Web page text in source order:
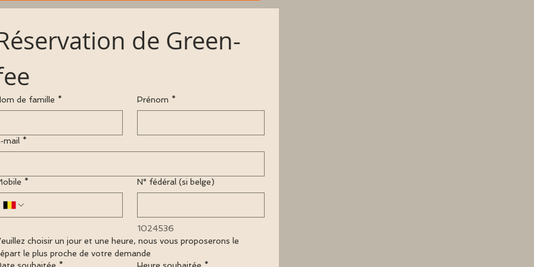
de Green-
de famille * Prénom *
*
* N° fédéral (si belge)
1024536
choisir un jour et une heure, nous vous proposerons le
le plus proche de votre demande